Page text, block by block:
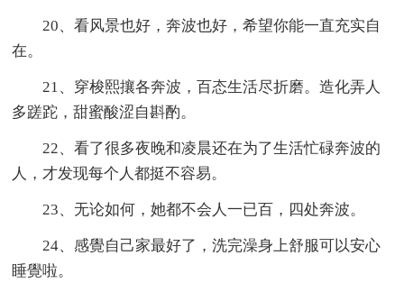
20、看风景也好，奔波也好，希望你能一直充实自
在。
21、穿梭熙攘各奔波，百态生活尽折磨。造化弄人
多蹉跎，甜蜜酸涩自斟酌。
22、看了很多夜晚和凌晨还在为了生活忙碌奔波的
人，才发现每个人都挺不容易。
23、无论如何，她都不会人一已百，四处奔波。
24、感覺自己家最好了，洗完澡身上舒服可以安心
睡覺啦。